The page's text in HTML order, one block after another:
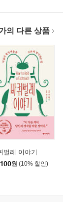
의 다른 상품
벌레 이야기
원 (10% 할인)